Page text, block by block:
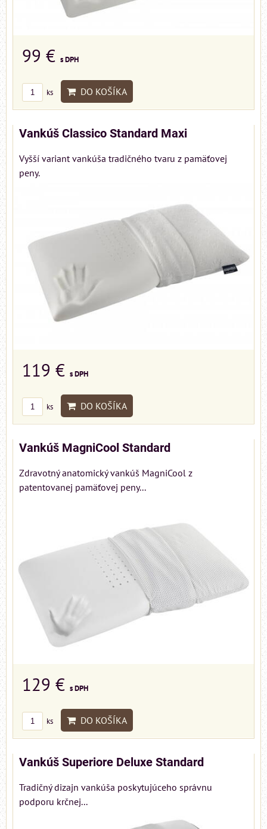
99 € s DPH
ks DO KOŠÍKA
Vankúš Classico Standard Maxi
Vyšší variant vankúša tradičného tvaru z pamäťovej
peny.
119 € s DPH
ks DO KOŠÍKA
Vankúš MagniCool Standard
Zdravotný anatomický vankúš MagniCool z
patentovanej pamäťovej peny...
129 € s DPH
ks DO KOŠÍKA
Vankúš Superiore Deluxe Standard
Tradičný dizajn vankúša poskytujúceho správnu
podporu krčnej...